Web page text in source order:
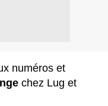
numéros et
chez Lug et